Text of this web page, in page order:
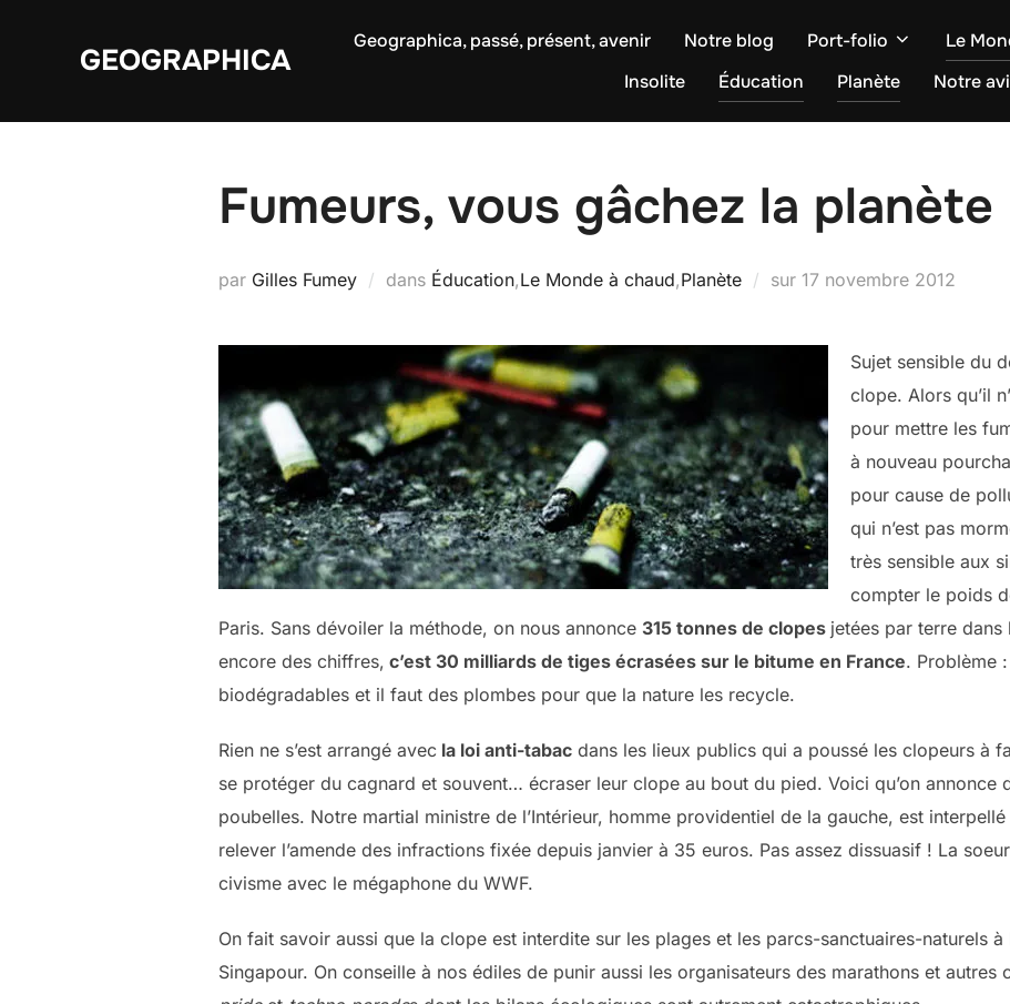
GEOGRAPHICA
Geographica, passé, présent, avenir Notre blog Port-folio Le
Insolite
Éducation Planète Notre
Fumeurs, vous gâchez la planète
par Gilles Fumey dans Éducation,Le Monde à chaud,Planète sur Publié
17 novembre 2012
Sujet sensible du
clope. Alors qu’il
pour mettre les
à nouveau
pour cause de
qui n’est pas
très sensible aux
compter le poids
Paris. Sans dévoiler la méthode, on nous annonce 315 tonnes de clopes jetées par terre
encore des chiffres, c’est 30 milliards de tiges écrasées sur le bitume en France. Problème
biodégradables et il faut des plombes pour que la nature les recycle.
Rien ne s’est arrangé avec la loi anti-tabac dans les lieux publics qui a poussé les clopeurs à
se protéger du cagnard et souvent… écraser leur clope au bout du pied. Voici qu’on annonce
poubelles. Notre martial ministre de l’Intérieur, homme providentiel de la gauche, est
relever l’amende des infractions fixée depuis janvier à 35 euros. Pas assez dissuasif ! La
civisme avec le mégaphone du WWF.
On fait savoir aussi que la clope est interdite sur les plages et les parcs-sanctuaires-naturels
Singapour. On conseille à nos édiles de punir aussi les organisateurs des marathons et autres